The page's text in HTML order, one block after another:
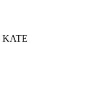
KATE